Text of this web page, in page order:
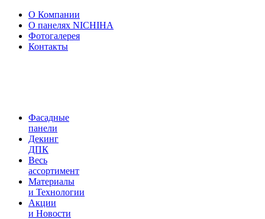
О Компании
О панелях NICHIHA
Фотогалерея
Контакты
Фасадные
панели
Декинг
ДПК
Весь
ассортимент
Материалы
и Технологии
Акции
и Новости